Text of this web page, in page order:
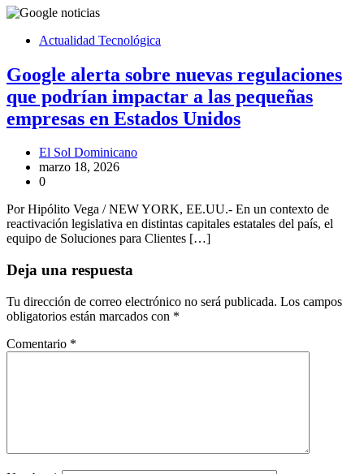
Actualidad Tecnológica
Google alerta sobre nuevas regulaciones
que podrían impactar a las pequeñas
empresas en Estados Unidos
El Sol Dominicano
marzo 18, 2026
0
Por Hipólito Vega / NEW YORK, EE.UU.- En un contexto de
reactivación legislativa en distintas capitales estatales del país, el
equipo de Soluciones para Clientes […]
Deja una respuesta
Tu dirección de correo electrónico no será publicada. Los campos
obligatorios están marcados con *
Comentario *